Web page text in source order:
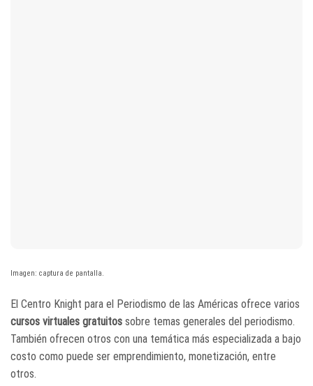
Imagen: captura de pantalla.
El Centro Knight para el Periodismo de las Américas ofrece varios
cursos virtuales gratuitos sobre temas generales del periodismo.
También ofrecen otros con una temática más especializada a bajo
costo como puede ser emprendimiento, monetización, entre
otros.